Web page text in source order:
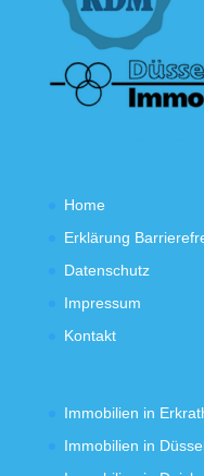
Home
Erklärung
Datenschutz
Impressum
Kontakt
Immobilien in
Immobilien in